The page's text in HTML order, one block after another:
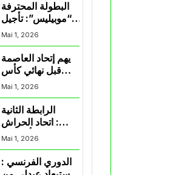
البطولة المحترفة
“موبيليس”: تأجيل
مباراة إتحاد
العاصمة وأتلتيك
بارادو
Mai 1, 2026
يهم إتحاد العاصمة
قبل نهائي كأس
اكاف : الزمالك
يسقط بثلاثية أمام
Mai 1, 2026
الرابطة الثانية
: اتحاد الحراش
يحسم التأهل إلى
“البلاي أوف”
Mai 1, 2026
الدوري الفرنسي :